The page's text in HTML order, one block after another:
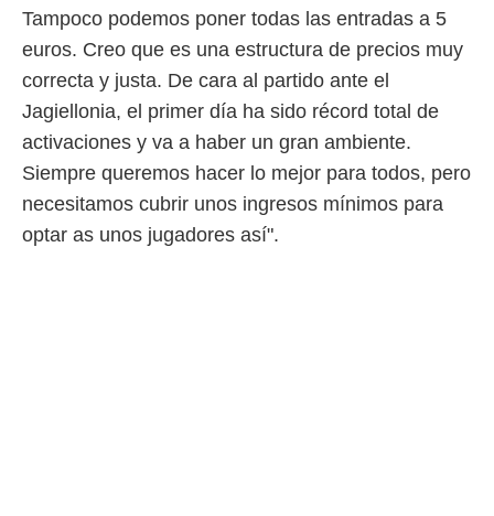
Tampoco podemos poner todas las entradas a 5
euros. Creo que es una estructura de precios muy
correcta y justa. De cara al partido ante el
Jagiellonia, el primer día ha sido récord total de
activaciones y va a haber un gran ambiente.
Siempre queremos hacer lo mejor para todos, pero
necesitamos cubrir unos ingresos mínimos para
optar as unos jugadores así".